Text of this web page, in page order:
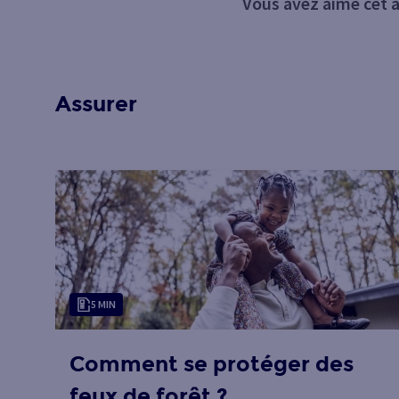
Assurer
5 MIN
Comment se protéger des